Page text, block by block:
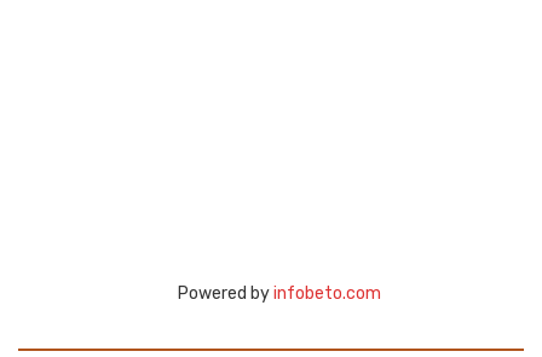
Powered byinfobeto.com